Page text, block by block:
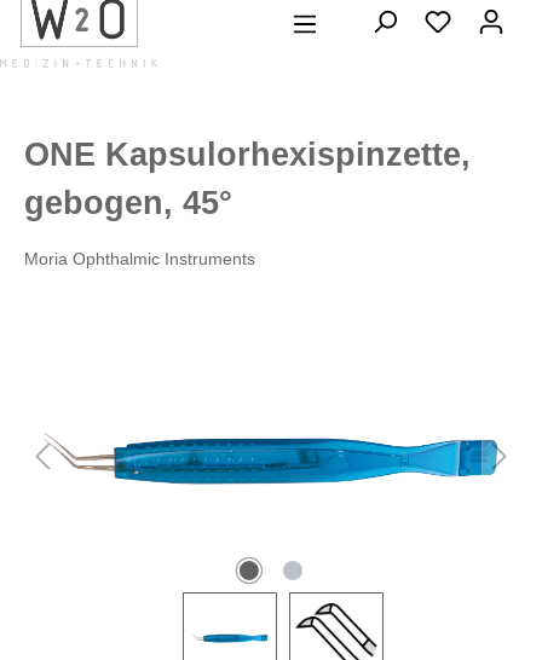
springen
ONE Kapsulorhexispinzette,
gebogen, 45°
Moria Ophthalmic Instruments